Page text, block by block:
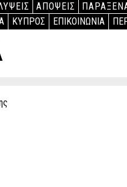
ΑΠΟΨΕΙΣ
ΚΥΠΡΟΣ ΕΠΙΚΟΙΝΩΝΙΑ